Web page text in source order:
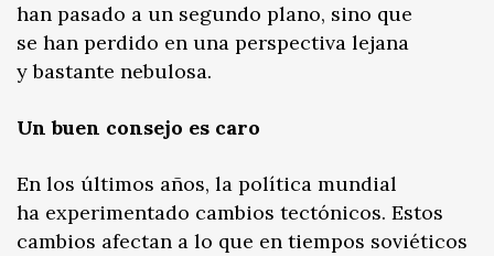
han pasado a un segundo plano, sino que
se han perdido en una perspectiva lejana
y bastante nebulosa.
Un buen consejo es caro
En los últimos años, la política mundial
ha experimentado cambios tectónicos. Estos
cambios afectan a lo que en tiempos soviéticos